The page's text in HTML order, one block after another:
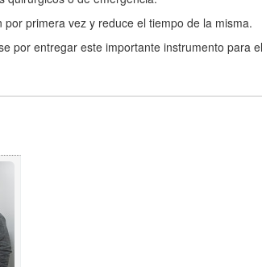
primera vez y reduce el tiempo de la misma.
por entregar este importante instrumento para el